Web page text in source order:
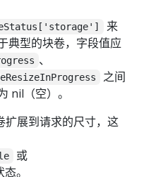
来
典型的块卷，字段值应
、
之间
nil（空）。
扩展到请求的尺寸，这
或
。